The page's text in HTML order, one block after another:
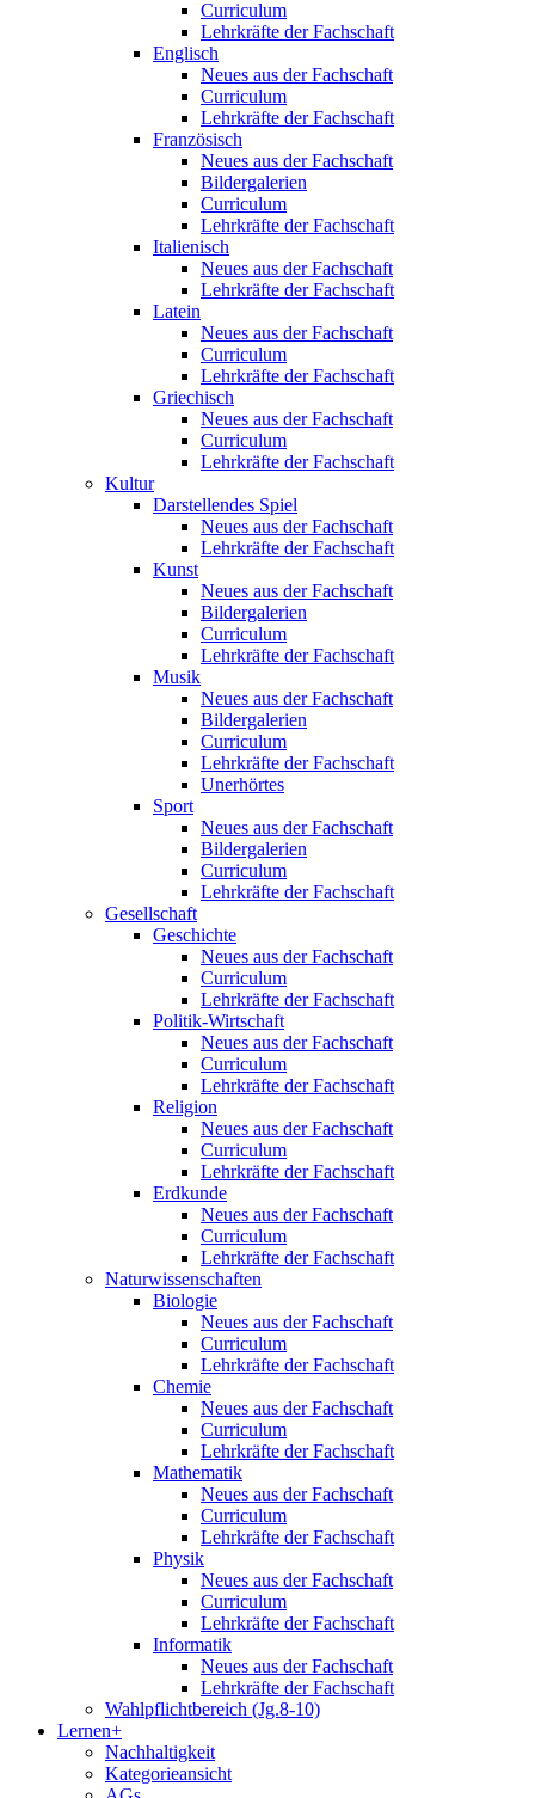
Curriculum
Lehrkräfte der Fachschaft
Englisch
Neues aus der Fachschaft
Curriculum
Lehrkräfte der Fachschaft
Französisch
Neues aus der Fachschaft
Bildergalerien
Curriculum
Lehrkräfte der Fachschaft
Italienisch
Neues aus der Fachschaft
Lehrkräfte der Fachschaft
Latein
Neues aus der Fachschaft
Curriculum
Lehrkräfte der Fachschaft
Griechisch
Neues aus der Fachschaft
Curriculum
Lehrkräfte der Fachschaft
Kultur
Darstellendes Spiel
Neues aus der Fachschaft
Lehrkräfte der Fachschaft
Kunst
Neues aus der Fachschaft
Bildergalerien
Curriculum
Lehrkräfte der Fachschaft
Musik
Neues aus der Fachschaft
Bildergalerien
Curriculum
Lehrkräfte der Fachschaft
Unerhörtes
Sport
Neues aus der Fachschaft
Bildergalerien
Curriculum
Lehrkräfte der Fachschaft
Gesellschaft
Geschichte
Neues aus der Fachschaft
Curriculum
Lehrkräfte der Fachschaft
Politik-Wirtschaft
Neues aus der Fachschaft
Curriculum
Lehrkräfte der Fachschaft
Religion
Neues aus der Fachschaft
Curriculum
Lehrkräfte der Fachschaft
Erdkunde
Neues aus der Fachschaft
Curriculum
Lehrkräfte der Fachschaft
Naturwissenschaften
Biologie
Neues aus der Fachschaft
Curriculum
Lehrkräfte der Fachschaft
Chemie
Neues aus der Fachschaft
Curriculum
Lehrkräfte der Fachschaft
Mathematik
Neues aus der Fachschaft
Curriculum
Lehrkräfte der Fachschaft
Physik
Neues aus der Fachschaft
Curriculum
Lehrkräfte der Fachschaft
Informatik
Neues aus der Fachschaft
Lehrkräfte der Fachschaft
Wahlpflichtbereich (Jg.8-10)
Lernen+
Nachhaltigkeit
Kategorieansicht